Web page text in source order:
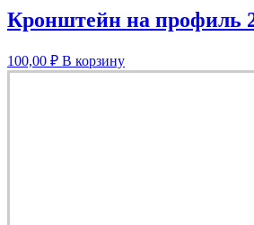
Кронштейн на профиль
100,00 ₽ В корзину